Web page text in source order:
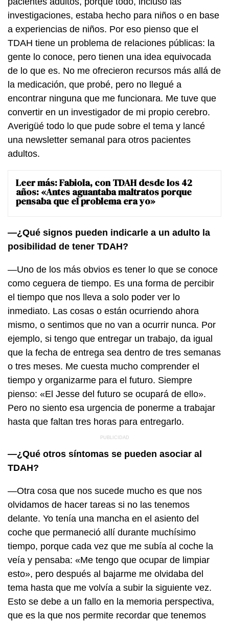
investigaciones, estaba hecho para niños o en base
a experiencias de niños. Por eso pienso que el
TDAH tiene un problema de relaciones públicas: la
gente lo conoce, pero tienen una idea equivocada
de lo que es. No me ofrecieron recursos más allá de
la medicación, que probé, pero no llegué a
encontrar ninguna que me funcionara. Me tuve que
convertir en un investigador de mi propio cerebro.
Averigüé todo lo que pude sobre el tema y lancé
una newsletter semanal para otros pacientes
adultos.
Leer más:Fabiola, con TDAH desde los 42
años: «Antes aguantaba maltratos porque
pensaba que el problema era yo»
—¿Qué signos pueden indicarle a un adulto la
posibilidad de tener TDAH?
—Uno de los más obvios es tener lo que se conoce
como ceguera de tiempo. Es una forma de percibir
el tiempo que nos lleva a solo poder ver lo
inmediato. Las cosas o están ocurriendo ahora
mismo, o sentimos que no van a ocurrir nunca. Por
ejemplo, si tengo que entregar un trabajo, da igual
que la fecha de entrega sea dentro de tres semanas
o tres meses. Me cuesta mucho comprender el
tiempo y organizarme para el futuro. Siempre
pienso: «El Jesse del futuro se ocupará de ello».
Pero no siento esa urgencia de ponerme a trabajar
hasta que faltan tres horas para entregarlo.
—¿Qué otros síntomas se pueden asociar al
TDAH?
—Otra cosa que nos sucede mucho es que nos
olvidamos de hacer tareas si no las tenemos
delante. Yo tenía una mancha en el asiento del
coche que permaneció allí durante muchísimo
tiempo, porque cada vez que me subía al coche la
veía y pensaba: «Me tengo que ocupar de limpiar
esto», pero después al bajarme me olvidaba del
tema hasta que me volvía a subir la siguiente vez.
Esto se debe a un fallo en la memoria perspectiva,
que es la que nos permite recordar que tenemos